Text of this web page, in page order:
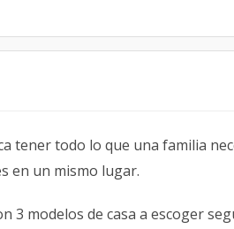
tener todo lo que una familia
en un mismo lugar.
3 modelos de casa a escoger